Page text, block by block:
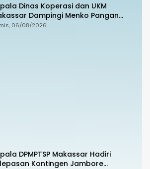
Dinas Koperasi dan UKM
Dampingi Menko Pangan
Kampung Nelayan Merah Putih
06/08/2026
DPMPTSP Makassar Hadiri
Kontingen Jambore